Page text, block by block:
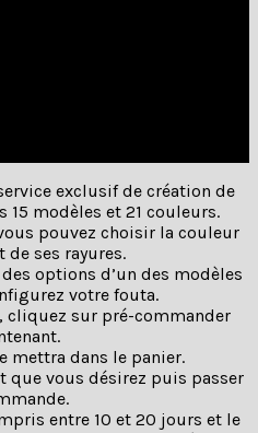
exclusif de création de
15 modèles et 21 couleurs.
pouvez choisir la couleur
de ses rayures.
options d’un des modèles
votre fouta.
cliquez sur pré-commander
mettra dans le panier.
que vous désirez puis passer
entre 10 et 20 jours et le